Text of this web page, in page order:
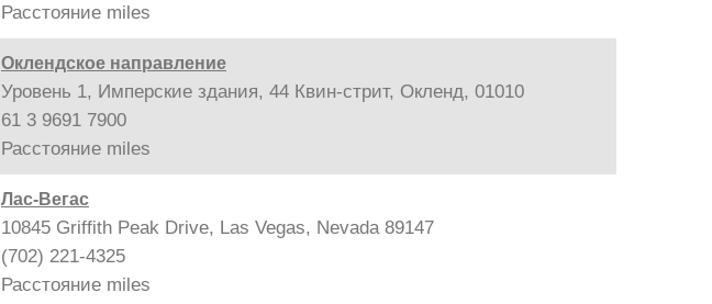
Расстояние miles
Оклендское направление
Уровень 1, Имперские здания, 44 Квин-стрит, Окленд, 01010
61 3 9691 7900
Расстояние miles
Лас-Вегас
10845 Griffith Peak Drive, Las Vegas, Nevada 89147
(702) 221-4325
Расстояние miles